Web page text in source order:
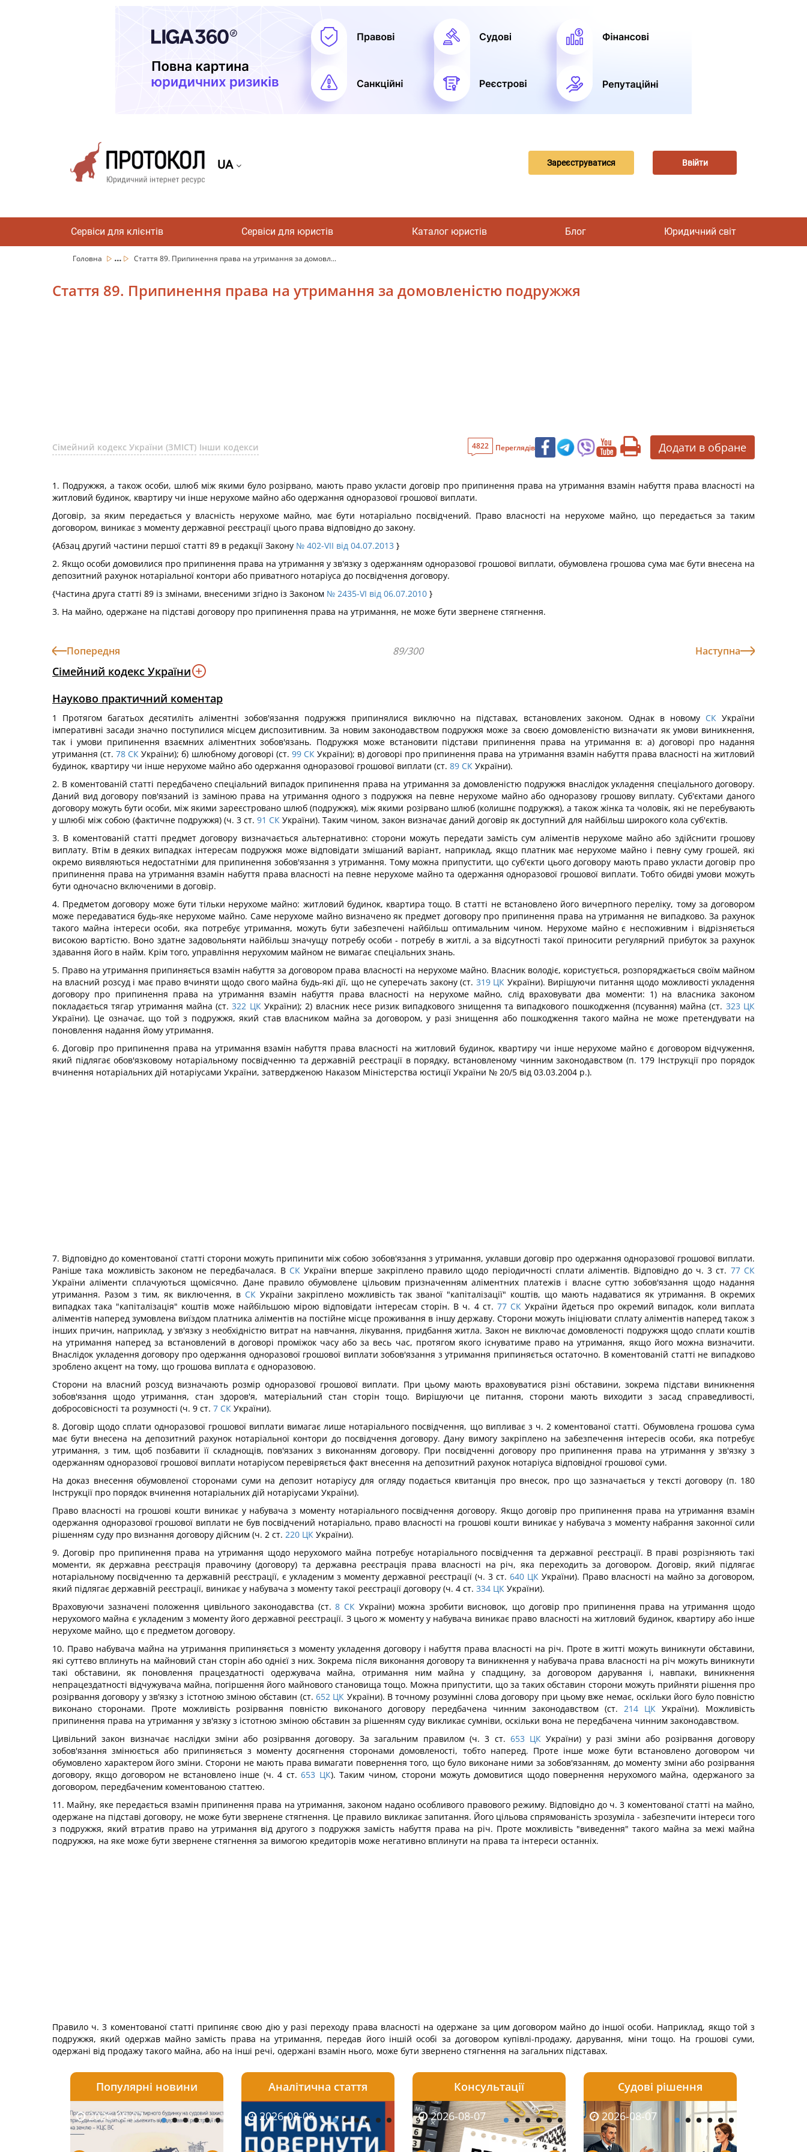
UA Зареєструватися Ввійти
Сервіси для клієнтів Сервіси для юристів Каталог юристів Блог Юридичний світ
Головна ... Стаття 89. Припинення права на утримання за домовл...
Стаття 89. Припинення права на утримання за домовленістю подружжя
Сімейний кодекс України (ЗМІСТ) Інши кодекси 4822 Переглядів Додати в обране
1. Подружжя, а також особи, шлюб між якими було розірвано, мають право укласти договір про припинення права на утримання взамін набуття права власності на
житловий будинок, квартиру чи інше нерухоме майно або одержання одноразової грошової виплати.
Договір, за яким передається у власність нерухоме майно, має бути нотаріально посвідчений. Право власності на нерухоме майно, що передається за таким
договором, виникає з моменту державної реєстрації цього права відповідно до закону.
{Абзац другий частини першої статті 89 в редакції Закону № 402-VII від 04.07.2013 }
2. Якщо особи домовилися про припинення права на утримання у зв'язку з одержанням одноразової грошової виплати, обумовлена грошова сума має бути внесена на
депозитний рахунок нотаріальної контори або приватного нотаріуса до посвідчення договору.
{Частина друга статті 89 із змінами, внесеними згідно із Законом № 2435-VI від 06.07.2010 }
3. На майно, одержане на підставі договору про припинення права на утримання, не може бути звернене стягнення.
Попередня 89/300 Наступна
Сімейний кодекс України
Науково практичний коментар
1 Протягом багатьох десятиліть аліментні зобов'язання подружжя припинялися виключно на підставах, встановлених законом. Однак в новому СК України
імперативні засади значно поступилися місцем диспозитивним. За новим законодавством подружжя може за своєю домовленістю визначати як умови виникнення,
так і умови припинення взаємних аліментних зобов'язань. Подружжя може встановити підстави припинення права на утримання в: а) договорі про надання
утримання (ст. 78 СК України); б) шлюбному договорі (ст. 99 СКУкраїни); в) договорі про припинення права на утримання взамін набуття права власності на житловий
будинок, квартиру чи інше нерухоме майно або одержання одноразової грошової виплати (ст. 89 СК України).
2. В коментованій статті передбачено спеціальний випадок припинення права на утримання за домовленістю подружжя внаслідок укладення спеціального договору.
Даний вид договору пов'язаний із заміною права на утримання одного з подружжя на певне нерухоме майно або одноразову грошову виплату. Суб'єктами даного
договору можуть бути особи, між якими зареєстровано шлюб (подружжя), між якими розірвано шлюб (колишнє подружжя), а також жінка та чоловік, які не перебувають
у шлюбі між собою (фактичне подружжя) (ч. 3 ст. 91 СК України). Таким чином, закон визначає даний договір як доступний для найбільш широкого кола суб'єктів.
3. В коментованій статті предмет договору визначається альтернативно: сторони можуть передати замість сум аліментів нерухоме майно або здійснити грошову
виплату. Втім в деяких випадках інтересам подружжя може відповідати змішаний варіант, наприклад, якщо платник має нерухоме майно і певну суму грошей, які
окремо виявляються недостатніми для припинення зобов'язання з утримання. Тому можна припустити, що суб'єкти цього договору мають право укласти договір про
припинення права на утримання взамін набуття права власності на певне нерухоме майно та одержання одноразової грошової виплати. Тобто обидві умови можуть
бути одночасно включеними в договір.
4. Предметом договору може бути тільки нерухоме майно: житловий будинок, квартира тощо. В статті не встановлено його вичерпного переліку, тому за договором
може передаватися будь-яке нерухоме майно. Саме нерухоме майно визначено як предмет договору про припинення права на утримання не випадково. За рахунок
такого майна інтереси особи, яка потребує утримання, можуть бути забезпечені найбільш оптимальним чином. Нерухоме майно є неспоживним і відрізняється
високою вартістю. Воно здатне задовольняти найбільш значущу потребу особи - потребу в житлі, а за відсутності такої приносити регулярний прибуток за рахунок
здавання його в найм. Крім того, управління нерухомим майном не вимагає спеціальних знань.
5. Право на утримання припиняється взамін набуття за договором права власності на нерухоме майно. Власник володіє, користується, розпоряджається своїм майном
на власний розсуд і має право вчиняти щодо свого майна будь-які дії, що не суперечать закону (ст. 319 ЦК України). Вирішуючи питання щодо можливості укладення
договору про припинення права на утримання взамін набуття права власності на нерухоме майно, слід враховувати два моменти: 1) на власника законом
покладається тягар утримання майна (ст. 322 ЦКУкраїни); 2) власник несе ризик випадкового знищення та випадкового пошкодження (псування) майна (ст. 323 ЦК
України). Це означає, що той з подружжя, який став власником майна за договором, у разі знищення або пошкодження такого майна не може претендувати на
поновлення надання йому утримання.
6. Договір про припинення права на утримання взамін набуття права власності на житловий будинок, квартиру чи інше нерухоме майно є договором відчуження,
який підлягає обов'язковому нотаріальному посвідченню та державній реєстрації в порядку, встановленому чинним законодавством (п. 179 Інструкції про порядок
вчинення нотаріальних дій нотаріусами України, затвердженою Наказом Міністерства юстиції України № 20/5 від 03.03.2004 p.).
7. Відповідно до коментованої статті сторони можуть припинити між собою зобов'язання з утримання, уклавши договір про одержання одноразової грошової виплати.
Раніше така можливість законом не передбачалася. В СКУкраїни вперше закріплено правило щодо періодичності сплати аліментів. Відповідно до ч. 3 ст. 77 СК
України аліменти сплачуються щомісячно. Дане правило обумовлене цільовим призначенням аліментних платежів і власне суттю зобов'язання щодо надання
утримання. Разом з тим, як виключення, в СКУкраїни закріплено можливість так званої "капіталізації" коштів, що мають надаватися як утримання. В окремих
випадках така "капіталізація" коштів може найбільшою мірою відповідати інтересам сторін. В ч. 4 ст. 77 СК України йдеться про окремий випадок, коли виплата
аліментів наперед зумовлена виїздом платника аліментів на постійне місце проживання в іншу державу. Сторони можуть ініціювати сплату аліментів наперед також з
інших причин, наприклад, у зв'язку з необхідністю витрат на навчання, лікування, придбання житла. Закон не виключає домовленості подружжя щодо сплати коштів
на утримання наперед за встановлений в договорі проміжок часу або за весь час, протягом якого існуватиме право на утримання, якщо його можна визначити.
Внаслідок укладення договору про одержання одноразової грошової виплати зобов'язання з утримання припиняється остаточно. В коментованій статті не випадково
зроблено акцент на тому, що грошова виплата є одноразовою.
Сторони на власний розсуд визначають розмір одноразової грошової виплати. При цьому мають враховуватися різні обставини, зокрема підстави виникнення
зобов'язання щодо утримання, стан здоров'я, матеріальний стан сторін тощо. Вирішуючи це питання, сторони мають виходити з засад справедливості,
добросовісності та розумності (ч. 9 ст. 7 СК України).
8. Договір щодо сплати одноразової грошової виплати вимагає лише нотаріального посвідчення, що випливає з ч. 2 коментованої статті. Обумовлена грошова сума
має бути внесена на депозитний рахунок нотаріальної контори до посвідчення договору. Дану вимогу закріплено на забезпечення інтересів особи, яка потребує
утримання, з тим, щоб позбавити її складнощів, пов'язаних з виконанням договору. При посвідченні договору про припинення права на утримання у зв'язку з
одержанням одноразової грошової виплати нотаріусом перевіряється факт внесення на депозитний рахунок нотаріуса відповідної грошової суми.
На доказ внесення обумовленої сторонами суми на депозит нотаріусу для огляду подається квитанція про внесок, про що зазначається у тексті договору (п. 180
Інструкції про порядок вчинення нотаріальних дій нотаріусами України).
Право власності на грошові кошти виникає у набувача з моменту нотаріального посвідчення договору. Якщо договір про припинення права на утримання взамін
одержання одноразової грошової виплати не був посвідчений нотаріально, право власності на грошові кошти виникає у набувача з моменту набрання законної сили
рішенням суду про визнання договору дійсним (ч. 2 ст. 220 ЦК України).
9. Договір про припинення права на утримання щодо нерухомого майна потребує нотаріального посвідчення та державної реєстрації. В праві розрізняють такі
моменти, як державна реєстрація правочину (договору) та державна реєстрація права власності на річ, яка переходить за договором. Договір, який підлягає
нотаріальному посвідченню та державній реєстрації, є укладеним з моменту державної реєстрації (ч. 3 ст. 640 ЦК України). Право власності на майно за договором,
який підлягає державній реєстрації, виникає у набувача з моменту такої реєстрації договору (ч. 4 ст. 334 ЦК України).
Враховуючи зазначені положення цивільного законодавства (ст. 8 СК України) можна зробити висновок, що договір про припинення права на утримання щодо
нерухомого майна є укладеним з моменту його державної реєстрації. З цього ж моменту у набувача виникає право власності на житловий будинок, квартиру або інше
нерухоме майно, що є предметом договору.
10. Право набувача майна на утримання припиняється з моменту укладення договору і набуття права власності на річ. Проте в житті можуть виникнути обставини,
які суттєво вплинуть на майновий стан сторін або однієї з них. Зокрема після виконання договору та виникнення у набувача права власності на річ можуть виникнути
такі обставини, як поновлення працездатності одержувача майна, отримання ним майна у спадщину, за договором дарування і, навпаки, виникнення
непрацездатності відчужувача майна, погіршення його майнового становища тощо. Можна припустити, що за таких обставин сторони можуть прийняти рішення про
розірвання договору у зв'язку з істотною зміною обставин (ст. 652 ЦК України). В точному розумінні слова договору при цьому вже немає, оскільки його було повністю
виконано сторонами. Проте можливість розірвання повністю виконаного договору передбачена чинним законодавством (ст. 214 ЦКУкраїни). Можливість
припинення права на утримання у зв'язку з істотною зміною обставин за рішенням суду викликає сумніви, оскільки вона не передбачена чинним законодавством.
Цивільний закон визначає наслідки зміни або розірвання договору. За загальним правилом (ч. 3 ст. 653 ЦК України) у разі зміни або розірвання договору
зобов'язання змінюється або припиняється з моменту досягнення сторонами домовленості, тобто наперед. Проте інше може бути встановлено договором чи
обумовлено характером його зміни. Сторони не мають права вимагати повернення того, що було виконане ними за зобов'язанням, до моменту зміни або розірвання
договору, якщо договором не встановлено інше (ч. 4 ст. 653 ЦК). Таким чином, сторони можуть домовитися щодо повернення нерухомого майна, одержаного за
договором, передбаченим коментованою статтею.
11. Майну, яке передається взамін припинення права на утримання, законом надано особливого правового режиму. Відповідно до ч. 3 коментованої статті на майно,
одержане на підставі договору, не може бути звернене стягнення. Це правило викликає запитання. Його цільова спрямованість зрозуміла - забезпечити інтереси того
з подружжя, який втратив право на утримання від другого з подружжя замість набуття права на річ. Проте можливість "виведення" такого майна за межі майна
подружжя, на яке може бути звернене стягнення за вимогою кредиторів може негативно вплинути на права та інтереси останніх.
Правило ч. 3 коментованої статті припиняє свою дію у разі переходу права власності на одержане за цим договором майно до іншої особи. Наприклад, якщо той з
подружжя, який одержав майно замість права на утримання, передав його іншій особі за договором купівлі-продажу, дарування, міни тощо. На грошові суми,
одержані від продажу такого майна, або на інші речі, одержані взамін нього, може бути звернено стягнення на загальних підставах.
Популярні новини
2026-08-07 2026-08-06 2026-08-06 2026-08-06 2026-08-05
Аналітична стаття
2026-08-03 2026-08-08 2026-08-07 2026-08-04 2026-08-04
Консультації
2026-08-05 2026-08-07 2026-08-07 2026-08-06
Судові рішення
2026-07-30 2026-08-07